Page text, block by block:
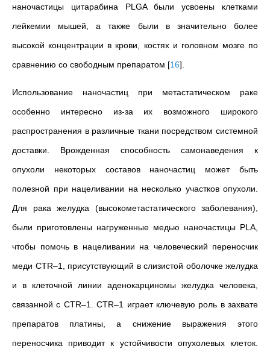
наночастицы цитарабина PLGA были усвоены клетками
лейкемии мышей, а также были в значительно более
высокой концентрации в крови, костях и головном мозге по
сравнению со свободным препаратом [16]
Использование наночастиц при метастатическом раке
особенно интересно из-за их возможного широкого
распространения в различные ткани посредством системной
доставки. Врожденная способность самонаведения к
опухоли некоторых составов наночастиц может быть
полезной при нацеливании на несколько участков опухоли.
Для рака желудка (высокометастатического заболевания),
были приготовлены нагруженные медью наночастицы PLA,
чтобы помочь в нацеливании на человеческий переносчик
меди CTR–1, присутствующий в слизистой оболочке желудка
и в клеточной линии аденокарциномы желудка человека,
связанной с CTR–1. CTR–1 играет ключевую роль в захвате
препаратов платины, а снижение выражения этого
переносчика приводит к устойчивости опухолевых клеток.